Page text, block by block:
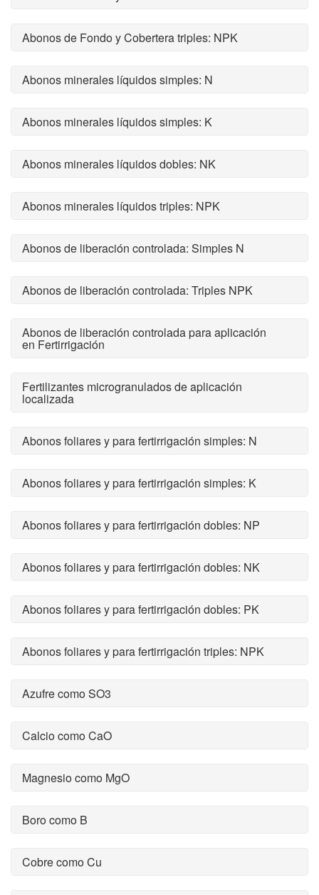
Abonos de Fondo y Cobertera triples: NPK
Abonos minerales líquidos simples: N
Abonos minerales líquidos simples: K
Abonos minerales líquidos dobles: NK
Abonos minerales líquidos triples: NPK
Abonos de liberación controlada: Simples N
Abonos de liberación controlada: Triples NPK
Abonos de liberación controlada para aplicación
en Fertirrigación
Fertilizantes microgranulados de aplicación
localizada
Abonos foliares y para fertirrigación simples: N
Abonos foliares y para fertirrigación simples: K
Abonos foliares y para fertirrigación dobles: NP
Abonos foliares y para fertirrigación dobles: NK
Abonos foliares y para fertirrigación dobles: PK
Abonos foliares y para fertirrigación triples: NPK
Azufre como SO3
Calcio como CaO
Magnesio como MgO
Boro como B
Cobre como Cu